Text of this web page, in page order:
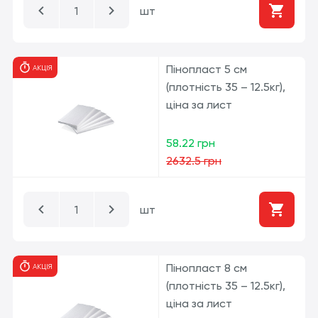
шт
АКЦІЯ
Пінопласт 5 см
(плотність 35 – 12.5кг),
ціна за лист
58.22 грн
2632.5 грн
шт
АКЦІЯ
Пінопласт 8 см
(плотність 35 – 12.5кг),
ціна за лист